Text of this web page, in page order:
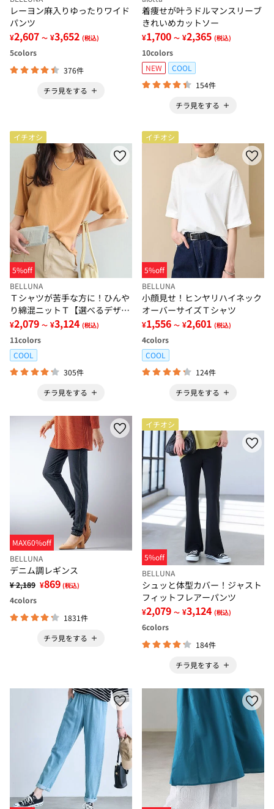
レーヨン麻入りゆったりワイド
パンツ
¥2,607 ～ ¥3,652 (税込)
5colors
376件
チラ見をする
着痩せが叶うドルマンスリーブ
きれいめカットソー
¥1,700 ～ ¥2,365 (税込)
10colors
NEW
COOL
154件
チラ見をする
イチオシ
5%off
BELLUNA
Ｔシャツが苦手な方に！ひんや
り綿混ニットＴ【選べるデザイ
ン】
¥2,079 ～ ¥3,124 (税込)
11colors
COOL
305件
チラ見をする
イチオシ
5%off
BELLUNA
小顔見せ！ヒンヤリハイネック
オーバーサイズＴシャツ
¥1,556 ～ ¥2,601 (税込)
4colors
COOL
124件
チラ見をする
MAX60%off
BELLUNA
デニム調レギンス
¥ 2,189 ¥869 (税込)
4colors
1831件
チラ見をする
イチオシ
5%off
BELLUNA
シュッと体型カバー！ジャスト
フィットフレアーパンツ
¥2,079 ～ ¥3,124 (税込)
6colors
184件
チラ見をする